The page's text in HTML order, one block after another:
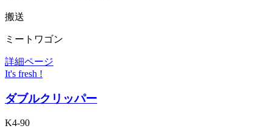
搬送
ミートワゴン
詳細ページ
It's fresh !
ダブルクリッパー
K4-90